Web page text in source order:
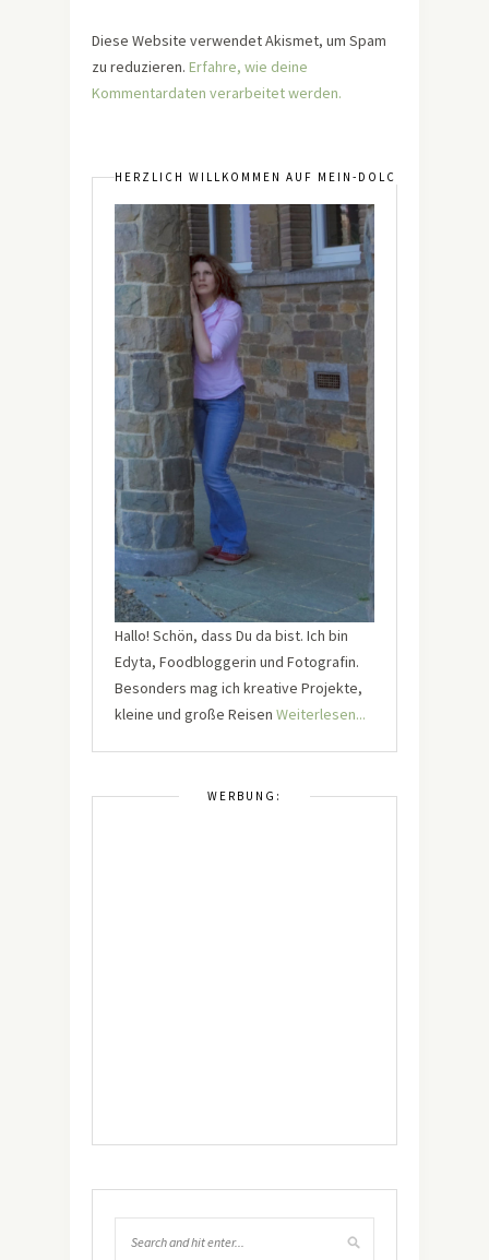
Diese Website verwendet Akismet, um Spam
zu reduzieren. Erfahre, wie deine
Kommentardaten verarbeitet werden.
HERZLICH WILLKOMMEN AUF MEIN-DOLCEVITA.DE
Hallo! Schön, dass Du da bist. Ich bin
Edyta, Foodbloggerin und Fotografin.
Besonders mag ich kreative Projekte,
kleine und große Reisen Weiterlesen...
WERBUNG: